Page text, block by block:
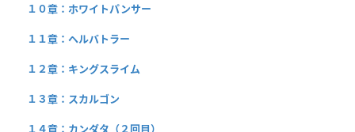
１０章：ホワイトパンサー
１１章：ヘルバトラー
１２章：キングスライム
１３章：スカルゴン
１４章：カンダタ（２回目）